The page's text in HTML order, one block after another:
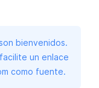
bienvenidos.
un enlace
como fuente.